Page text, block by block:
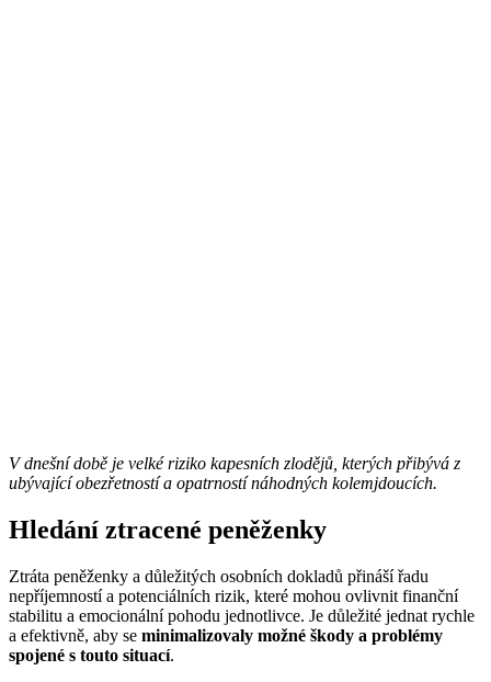
V dnešní době je velké riziko kapesních zlodějů, kterých přibývá z
ubývající obezřetností a opatrností náhodných kolemjdoucích.
Hledání ztracené peněženky
Ztráta peněženky a důležitých osobních dokladů přináší řadu
nepříjemností a potenciálních rizik, které mohou ovlivnit finanční
stabilitu a emocionální pohodu jednotlivce. Je důležité jednat rychle
a efektivně, aby se minimalizovaly možné škody a problémy
spojené s touto situací.